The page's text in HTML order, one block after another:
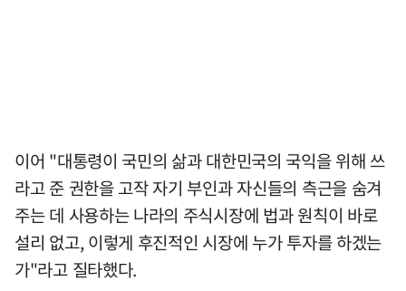
이어 "대통령이 국민의 삶과 대한민국의 국익을 위해 쓰
라고 준 권한을 고작 자기 부인과 자신들의 측근을 숨겨
주는 데 사용하는 나라의 주식시장에 법과 원칙이 바로
설리 없고, 이렇게 후진적인 시장에 누가 투자를 하겠는
가"라고 질타했다.